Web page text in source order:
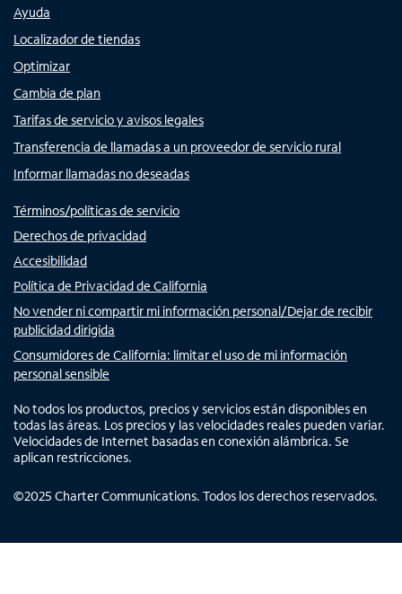
Ayuda
Localizador de tiendas
Optimizar
Cambia de plan
Tarifas de servicio y avisos legales
Transferencia de llamadas a un proveedor de servicio rural
Informar llamadas no deseadas
Términos/políticas de servicio
Derechos de privacidad
Accesibilidad
Política de Privacidad de California
No vender ni compartir mi información personal/Dejar de recibir
publicidad dirigida
Consumidores de California: limitar el uso de mi información
personal sensible
No todos los productos, precios y servicios están disponibles en
todas las áreas. Los precios y las velocidades reales pueden variar.
Velocidades de Internet basadas en conexión alámbrica. Se
aplican restricciones.
©2025 Charter Communications. Todos los derechos reservados.